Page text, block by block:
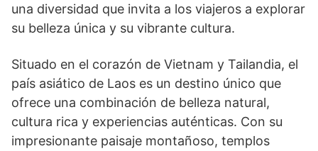
una diversidad que invita a los viajeros a explorar
su belleza única y su vibrante cultura.
Situado en el corazón de Vietnam y Tailandia, el
país asiático de Laos es un destino único que
ofrece una combinación de belleza natural,
cultura rica y experiencias auténticas. Con su
impresionante paisaje montañoso, templos